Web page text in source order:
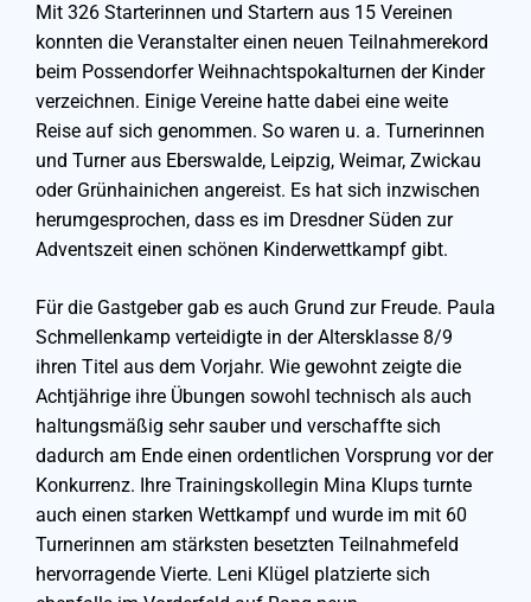
Mit 326 Starterinnen und Startern aus 15 Vereinen
konnten die Veranstalter einen neuen Teilnahmerekord
beim Possendorfer Weihnachtspokalturnen der Kinder
verzeichnen. Einige Vereine hatte dabei eine weite
Reise auf sich genommen. So waren u. a. Turnerinnen
und Turner aus Eberswalde, Leipzig, Weimar, Zwickau
oder Grünhainichen angereist. Es hat sich inzwischen
herumgesprochen, dass es im Dresdner Süden zur
Adventszeit einen schönen Kinderwettkampf gibt.
Für die Gastgeber gab es auch Grund zur Freude. Paula
Schmellenkamp verteidigte in der Altersklasse 8/9
ihren Titel aus dem Vorjahr. Wie gewohnt zeigte die
Achtjährige ihre Übungen sowohl technisch als auch
haltungsmäßig sehr sauber und verschaffte sich
dadurch am Ende einen ordentlichen Vorsprung vor der
Konkurrenz. Ihre Trainingskollegin Mina Klups turnte
auch einen starken Wettkampf und wurde im mit 60
Turnerinnen am stärksten besetzten Teilnahmefeld
hervorragende Vierte. Leni Klügel platzierte sich